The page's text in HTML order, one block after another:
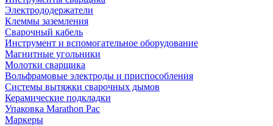
Электрододержатели
Клеммы заземления
Сварочный кабель
Инструмент и вспомогательное оборудование
Магнитные угольники
Молотки сварщика
Вольфрамовые электроды и приспособления
Системы вытяжки сварочных дымов
Керамические подкладки
Упаковка Marathon Pac
Маркеры